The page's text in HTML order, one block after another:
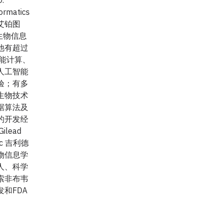
铂图
信息
有超过
计算、
工智能
；有多
物技术
算法及
开发经
吉利德
信息学
、科学
非布韦
和FDA